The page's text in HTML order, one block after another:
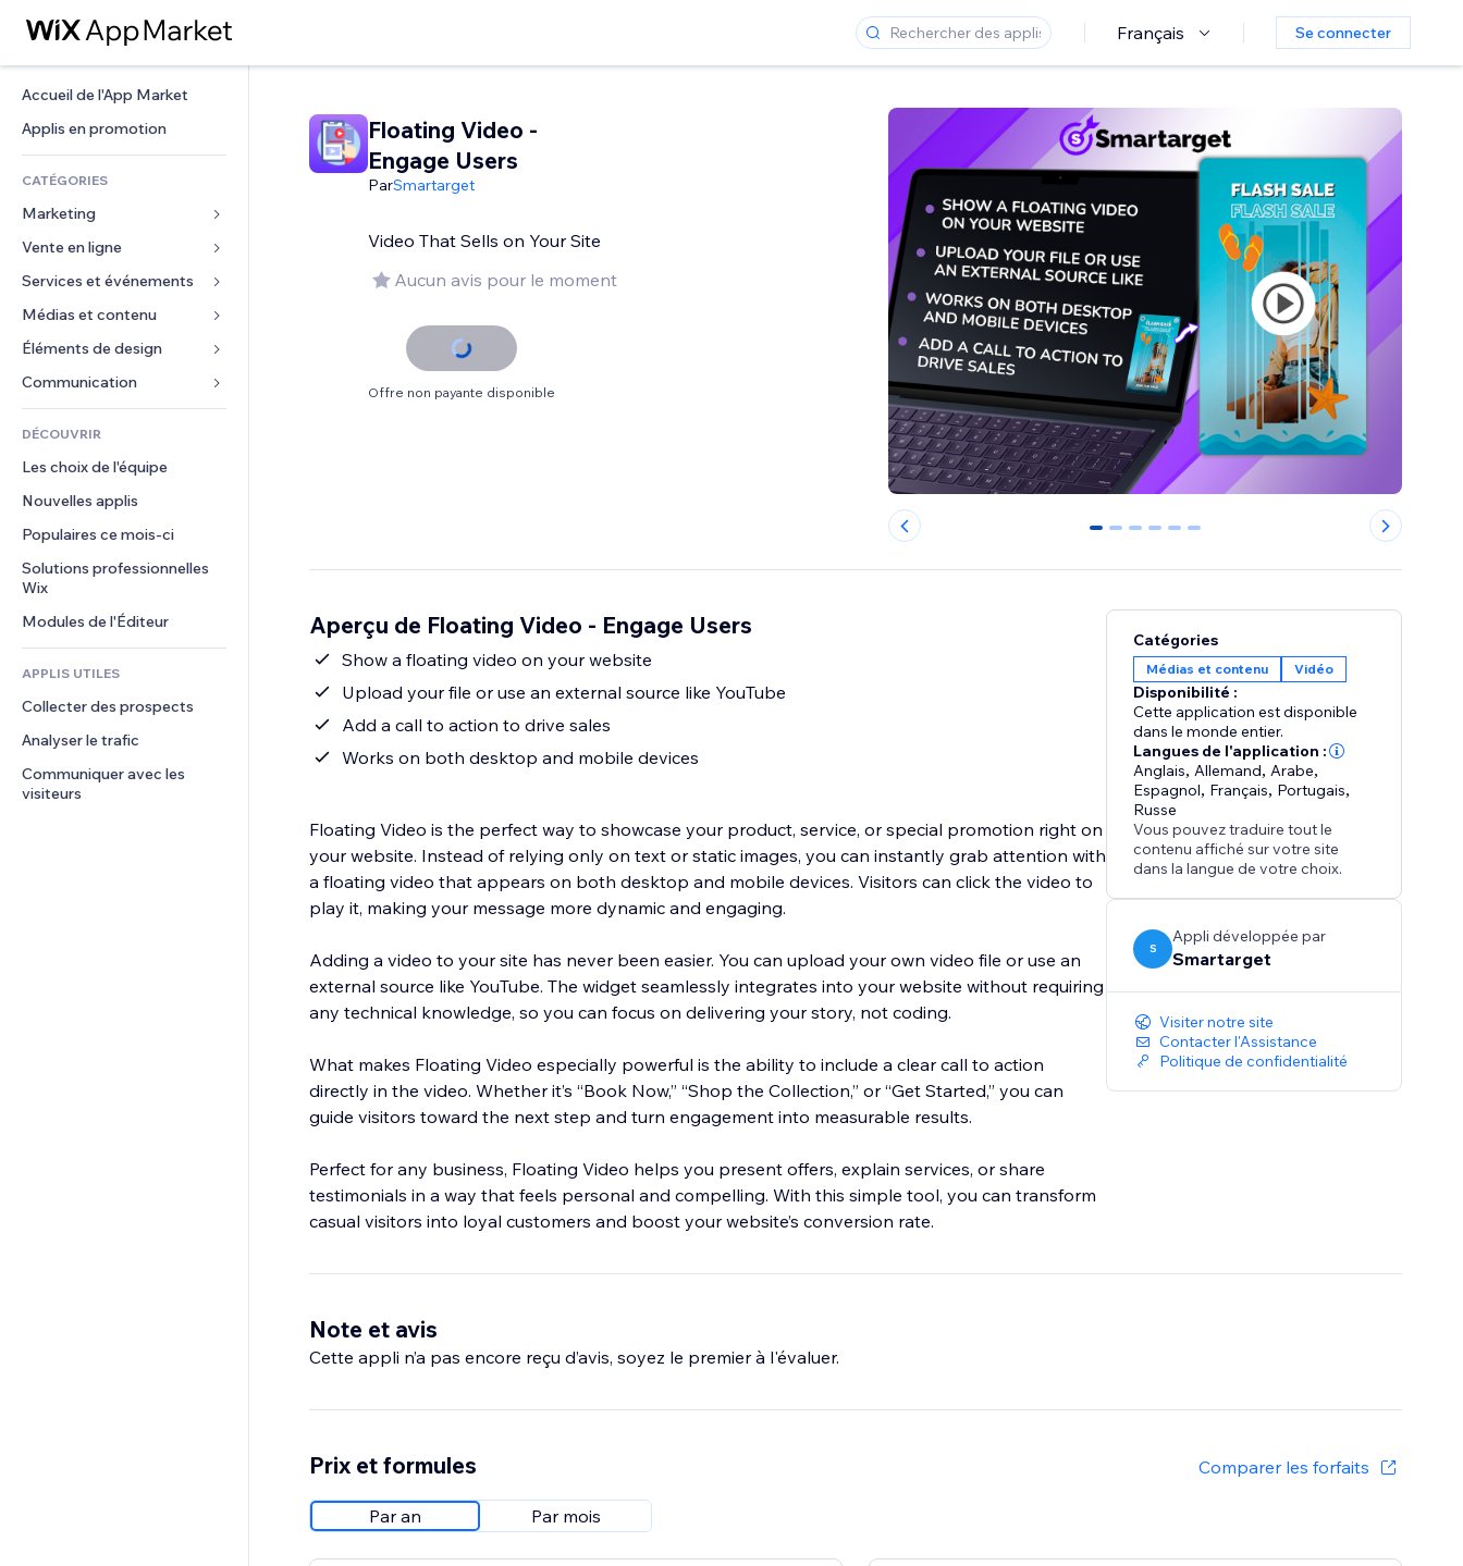
Français Se connecter
Accueil de l'App Market
Applis en promotion
CATÉGORIES
Marketing
Publicités
Mobile
Données analytiques
Réseaux sociaux
Classement de sites
E-mail
Vente en ligne
Applis pour les boutiques
Expédition et livraison
Boutons Vente
Comptabilité
Coupons et fidélisation
Solutions d'entreposage
Financement participatif
Alimentation et boissons
Services et événements
Hôtels
Événements
Restaurants
Immobilier
Réservations
Médias et contenu
Galerie
Musique
Podcasts
Photographie
Vidéo
PDF
Partage de fichiers
Actualités
Services de contenu
Effets de texte
Éléments de design
Cartes et navigation
Confidentialité
Horloge
Modèles de pages
Effets sur images
Boutons et menus
Bannières et badges
Calculateurs
Rechercher
Formulaires
Sondages
Chat
Commentaires
Téléphone
Communauté
Avis et commentaires
DÉCOUVRIR
Les choix de l'équipe
Nouvelles applis
Populaires ce mois‑ci
Solutions professionnelles
Wix
Modules de l'Éditeur
APPLIS UTILES
Collecter des prospects
Analyser le trafic
Communiquer avec les
visiteurs
Floating Video -
Engage Users
ParSmartarget
Video That Sells on Your Site
Aucun avis pour le moment
Offre non payante disponible
0 1 2 3 4 5
Aperçu de Floating Video - Engage Users
Show a floating video on your website
Upload your file or use an external source like YouTube
Add a call to action to drive sales
Works on both desktop and mobile devices
Floating Video is the perfect way to showcase your product, service, or special promotion right on
your website. Instead of relying only on text or static images, you can instantly grab attention with
a floating video that appears on both desktop and mobile devices. Visitors can click the video to
play it, making your message more dynamic and engaging.
Adding a video to your site has never been easier. You can upload your own video file or use an
external source like YouTube. The widget seamlessly integrates into your website without requiring
any technical knowledge, so you can focus on delivering your story, not coding.
What makes Floating Video especially powerful is the ability to include a clear call to action
directly in the video. Whether it’s “Book Now,” “Shop the Collection,” or “Get Started,” you can
guide visitors toward the next step and turn engagement into measurable results.
Perfect for any business, Floating Video helps you present offers, explain services, or share
testimonials in a way that feels personal and compelling. With this simple tool, you can transform
casual visitors into loyal customers and boost your website’s conversion rate.
Catégories
Médias et contenu Vidéo
Disponibilité :
Cette application est disponible
dans le monde entier.
Langues de l'application :
Anglais, Allemand, Arabe,
Espagnol, Français, Portugais,
Russe
Vous pouvez traduire tout le
contenu affiché sur votre site
dans la langue de votre choix.
S
Appli développée par
Smartarget
Visiter notre site
Contacter l'Assistance
Politique de confidentialité
Note et avis
Cette appli n’a pas encore reçu d’avis, soyez le premier à l'évaluer.
Prix et formules Comparer les forfaits
Par an Par mois